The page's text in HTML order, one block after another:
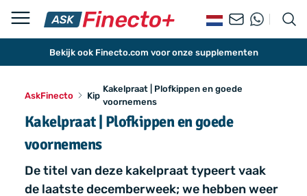
Bekijk ook Finecto.com voor onze supplementen
AskFinecto Kip
Kakelpraat | Plofkippen en goede
voornemens
Kakelpraat | Plofkippen en goede
voornemens
De titel van deze kakelpraat typeert vaak
de laatste decemberweek; we hebben weer